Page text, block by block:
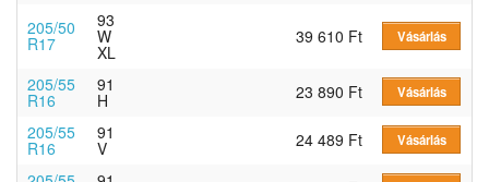
205/50
R17
93
W
XL
39 610 Ft Vásárlás
205/55
R16
91
H 23 890 Ft Vásárlás
205/55
R16
91
V 24 489 Ft Vásárlás